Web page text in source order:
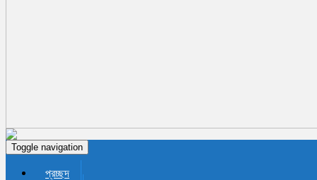
Toggle navigation
প্রচ্ছদ